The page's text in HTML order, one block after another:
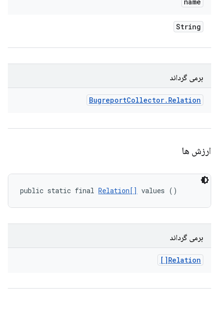
String
برمی گرداند
BugreportCollector. Relation
ارزش ها
public static final Relation[] values ()
برمی گرداند
Relation[]